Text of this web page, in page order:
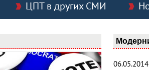
ЦПТ в других СМИ